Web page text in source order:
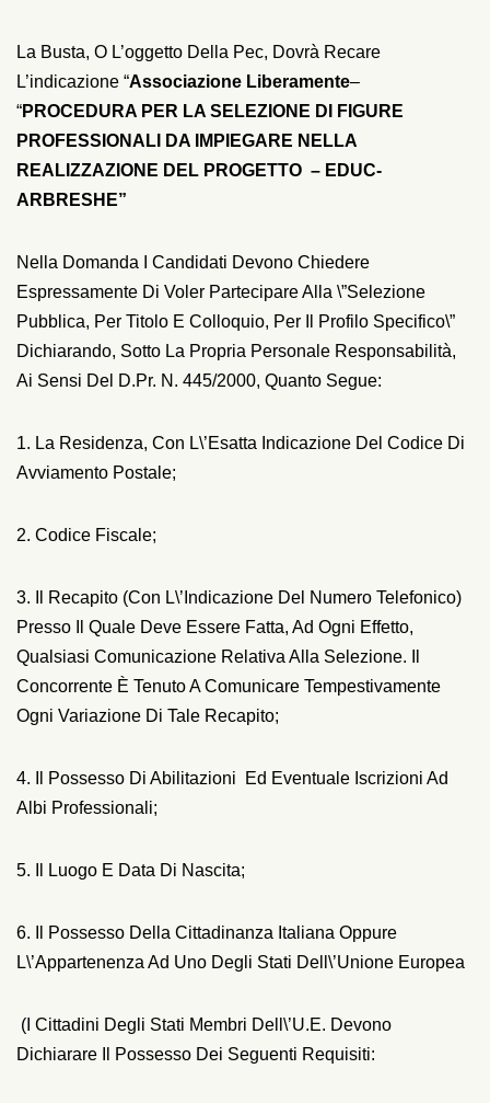
La Busta, O L’oggetto Della Pec, Dovrà Recare
L’indicazione “Associazione Liberamente–
“PROCEDURA PER LA SELEZIONE DI FIGURE
PROFESSIONALI DA IMPIEGARE NELLA
REALIZZAZIONE DEL PROGETTO – EDUC-
ARBRESHE”
Nella Domanda I Candidati Devono Chiedere
Espressamente Di Voler Partecipare Alla \”Selezione
Pubblica, Per Titolo E Colloquio, Per Il Profilo Specifico\”
Dichiarando, Sotto La Propria Personale Responsabilità,
Ai Sensi Del D.Pr. N. 445/2000, Quanto Segue:
1. La Residenza, Con L\’esatta Indicazione Del Codice Di
Avviamento Postale;
2. Codice Fiscale;
3. Il Recapito (con L\’indicazione Del Numero Telefonico)
Presso Il Quale Deve Essere Fatta, Ad Ogni Effetto,
Qualsiasi Comunicazione Relativa Alla Selezione. Il
Concorrente È Tenuto A Comunicare Tempestivamente
Ogni Variazione Di Tale Recapito;
4. Il Possesso Di Abilitazioni Ed Eventuale Iscrizioni Ad
Albi Professionali;
5. Il Luogo E Data Di Nascita;
6. Il Possesso Della Cittadinanza Italiana Oppure
L\’appartenenza Ad Uno Degli Stati Dell\’Unione Europea
(i Cittadini Degli Stati Membri Dell\’U.E. Devono
Dichiarare Il Possesso Dei Seguenti Requisiti: